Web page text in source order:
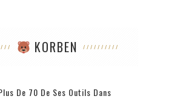
KORBEN
De 70 De Ses Outils Dans